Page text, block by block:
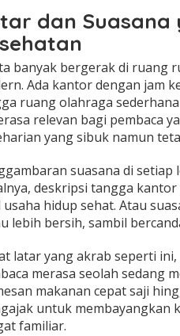
dan Suasana
banyak bergerak di ruang
Ada kantor dengan jam
ruang olahraga
relevan bagi pembaca
yang sibuk namun
suasana di
deskripsi tangga
usaha hidup sehat. Atau
lebih bersih, sambil
latar yang akrab seperti
merasa seolah sedang
makanan cepat saji
untuk membayangkan
familiar.